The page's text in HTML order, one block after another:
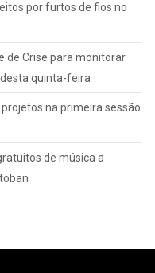
por furtos de fios no
de Crise para monitorar
quinta-feira
na primeira sessão
de música a